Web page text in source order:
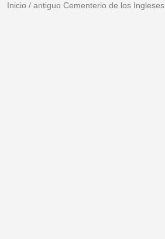
Inicio / antiguo Cementerio de los Ingleses